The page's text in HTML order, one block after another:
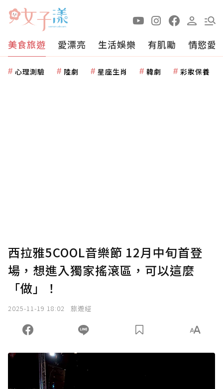
美食旅遊 愛漂亮 生活娛樂 有肌勵 情慾愛
心理測驗 陸劇 星座生肖 韓劇 彩妝保養
西拉雅5COOL音樂節 12月中旬首登
場，想進入獨家搖滾區，可以這麼
「做」！
2025-11-19 18:02 旅遊經